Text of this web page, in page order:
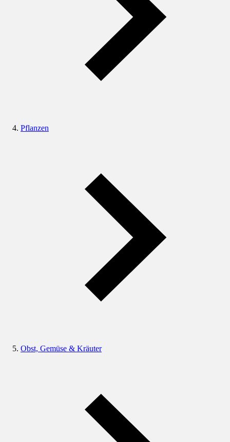
Pflanzen
Obst, Gemüse & Kräuter